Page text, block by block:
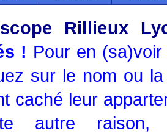
Rillieux
! Pour en
sur le nom ou
caché leur
autre raison,